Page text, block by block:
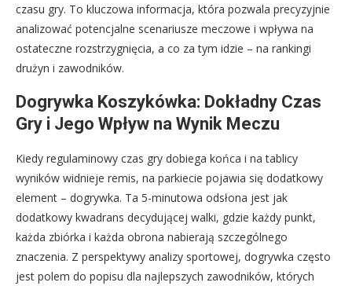
czasu gry. To kluczowa informacja, która pozwala precyzyjnie
analizować potencjalne scenariusze meczowe i wpływa na
ostateczne rozstrzygnięcia, a co za tym idzie – na rankingi
drużyn i zawodników.
Dogrywka Koszykówka: Dokładny Czas
Gry i Jego Wpływ na Wynik Meczu
Kiedy regulaminowy czas gry dobiega końca i na tablicy
wyników widnieje remis, na parkiecie pojawia się dodatkowy
element – dogrywka. Ta 5-minutowa odsłona jest jak
dodatkowy kwadrans decydującej walki, gdzie każdy punkt,
każda zbiórka i każda obrona nabierają szczególnego
znaczenia. Z perspektywy analizy sportowej, dogrywka często
jest polem do popisu dla najlepszych zawodników, których